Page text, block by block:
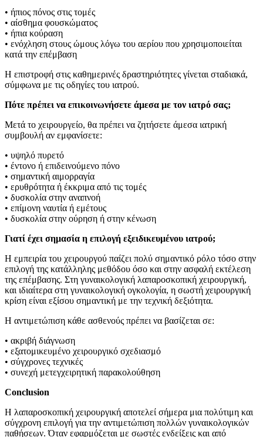
• ήπιος πόνος στις τομές
• αίσθημα φουσκώματος
• ήπια κούραση
• ενόχληση στους ώμους λόγω του αερίου που χρησιμοποιείται
κατά την επέμβαση
Η επιστροφή στις καθημερινές δραστηριότητες γίνεται σταδιακά,
σύμφωνα με τις οδηγίες του ιατρού.
Πότε πρέπει να επικοινωνήσετε άμεσα με τον ιατρό σας;
Μετά το χειρουργείο, θα πρέπει να ζητήσετε άμεσα ιατρική
συμβουλή αν εμφανίσετε:
• υψηλό πυρετό
• έντονο ή επιδεινούμενο πόνο
• σημαντική αιμορραγία
• ερυθρότητα ή έκκριμα από τις τομές
• δυσκολία στην αναπνοή
• επίμονη ναυτία ή εμέτους
• δυσκολία στην ούρηση ή στην κένωση
Γιατί έχει σημασία η επιλογή εξειδικευμένου ιατρού;
Η εμπειρία του χειρουργού παίζει πολύ σημαντικό ρόλο τόσο στην
επιλογή της κατάλληλης μεθόδου όσο και στην ασφαλή εκτέλεση
της επέμβασης. Στη γυναικολογική λαπαροσκοπική χειρουργική,
και ιδιαίτερα στη γυναικολογική ογκολογία, η σωστή χειρουργική
κρίση είναι εξίσου σημαντική με την τεχνική δεξιότητα.
Η αντιμετώπιση κάθε ασθενούς πρέπει να βασίζεται σε:
• ακριβή διάγνωση
• εξατομικευμένο χειρουργικό σχεδιασμό
• σύγχρονες τεχνικές
• συνεχή μετεγχειρητική παρακολούθηση
Conclusion
Η λαπαροσκοπική χειρουργική αποτελεί σήμερα μια πολύτιμη και
σύγχρονη επιλογή για την αντιμετώπιση πολλών γυναικολογικών
παθήσεων. Όταν εφαρμόζεται με σωστές ενδείξεις και από